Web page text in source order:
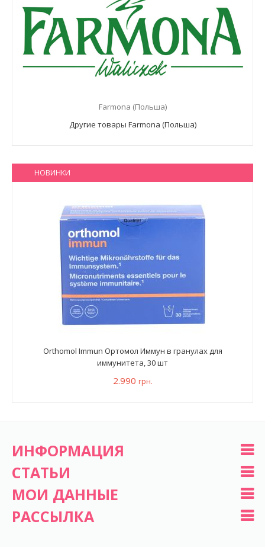
Farmona (Польша)
Другие товары Farmona (Польша)
НОВИНКИ
Orthomol Immun Ортомол Иммун в гранулах для
иммунитета, 30 шт
2.990 грн.
ИНФОРМАЦИЯ
СТАТЬИ
МОИ ДАННЫЕ
РАССЫЛКА